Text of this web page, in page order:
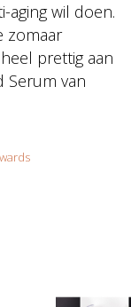
aging wil doen.
zomaar
prettig aan
Serum van